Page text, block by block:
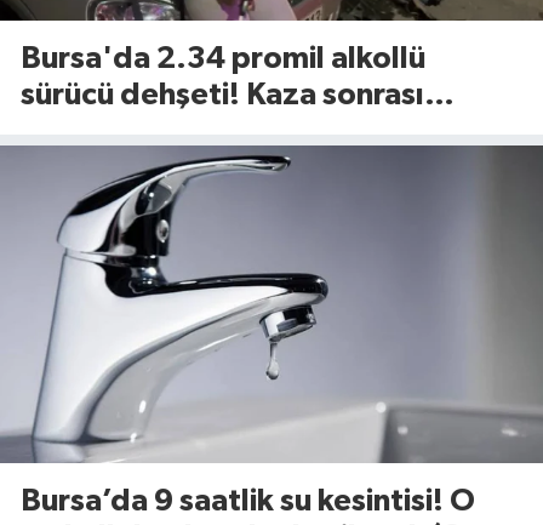
Bursa'da 2.34 promil alkollü
sürücü dehşeti! Kaza sonrası
Bursa’da 9 saatlik su kesintisi! O